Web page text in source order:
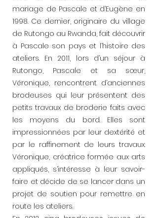
mariage de Pascale et d’Eugène en
1998. Ce dernier, originaire du village
de Rutongo au Rwanda, fait découvrir
à Pascale son pays et l’histoire des
ateliers. En 2011, lors d’un séjour à
Rutongo, Pascale et sa sœur,
Véronique, rencontrent d’anciennes
brodeuses qui leur présentent des
petits travaux de broderie faits avec
les moyens du bord. Elles sont
impressionnées par leur dextérité et
par le raffinement de leurs travaux.
Véronique, créatrice formée aux arts
appliqués, s’intéresse à leur savoir-
faire et décide de se lancer dans un
projet de soutien pour remettre en
route les ateliers.